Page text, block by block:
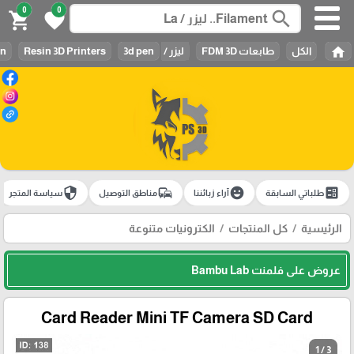
search
0
favorite
0
shopping_cart
home الكل طابعات FDM 3D ليزر / Laser Resin 3D Printers 3d pen
ballotطلباتي السابقة emoji_emotionsآراء زبائننا commuteمناطق التوصيل securityسياسة المتجر
الرئيسية كل المنتجات الكترونيات متنوعة
عروض على فلمنت Bambu Lab
Card Reader Mini TF Camera SD Card
1 / 3